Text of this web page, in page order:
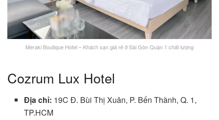
Meraki Boutique Hotel – Khách sạn giá rẻ ở Sài Gòn Quận 1 chất lượng
Cozrum Lux Hotel
Địa chỉ: 19C Đ. Bùi Thị Xuân, P. Bến Thành, Q. 1,
TP.HCM